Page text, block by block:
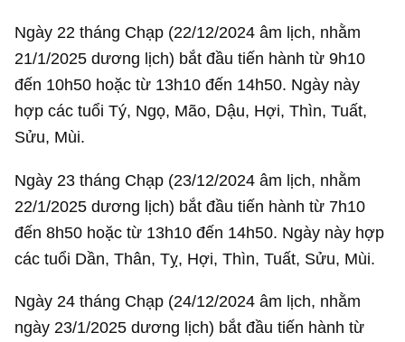
Ngày 22 tháng Chạp (22/12/2024 âm lịch, nhằm
21/1/2025 dương lịch) bắt đầu tiến hành từ 9h10
đến 10h50 hoặc từ 13h10 đến 14h50. Ngày này
hợp các tuổi Tý, Ngọ, Mão, Dậu, Hợi, Thìn, Tuất,
Sửu, Mùi.
Ngày 23 tháng Chạp (23/12/2024 âm lịch, nhằm
22/1/2025 dương lịch) bắt đầu tiến hành từ 7h10
đến 8h50 hoặc từ 13h10 đến 14h50. Ngày này hợp
các tuổi Dần, Thân, Tỵ, Hợi, Thìn, Tuất, Sửu, Mùi.
Ngày 24 tháng Chạp (24/12/2024 âm lịch, nhằm
ngày 23/1/2025 dương lịch) bắt đầu tiến hành từ